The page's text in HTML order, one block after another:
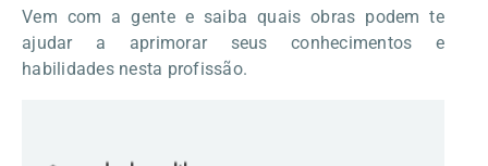
Vem com a gente e saiba quais obras podem te
ajudar a aprimorar seus conhecimentos e
habilidades nesta profissão.